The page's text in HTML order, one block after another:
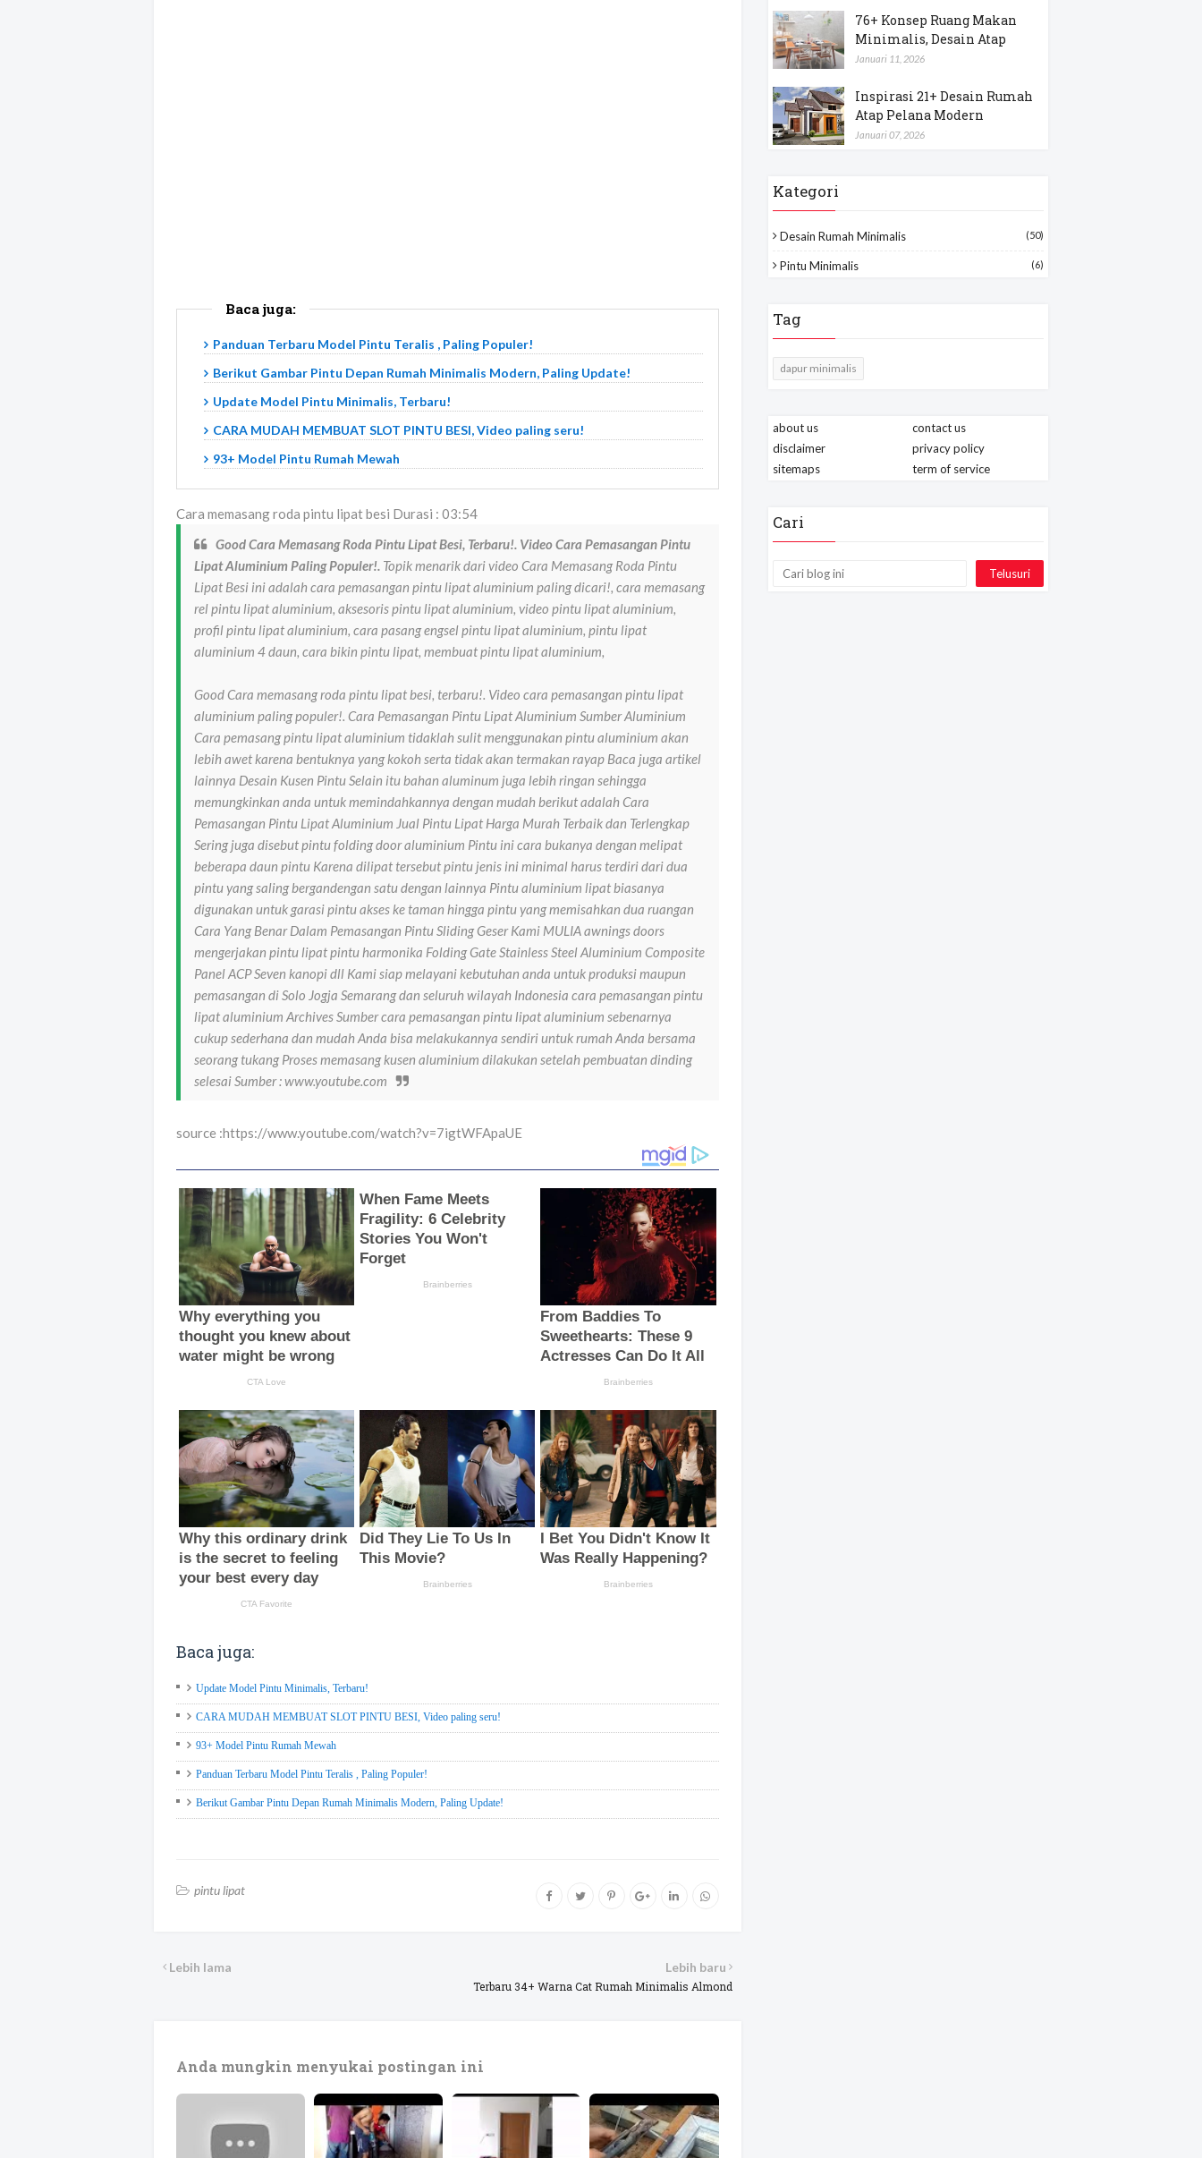
Baca juga:
Panduan Terbaru Model Pintu Teralis , Paling Populer!
Berikut Gambar Pintu Depan Rumah Minimalis Modern, Paling Update!
Update Model Pintu Minimalis, Terbaru!
CARA MUDAH MEMBUAT SLOT PINTU BESI, Video paling seru!
93+ Model Pintu Rumah Mewah
Cara memasang roda pintu lipat besi Durasi : 03:54
Good Cara Memasang Roda Pintu Lipat Besi, Terbaru!. Video Cara Pemasangan Pintu
Lipat Aluminium Paling Populer!. Topik menarik dari video Cara Memasang Roda Pintu
Lipat Besi ini adalah cara pemasangan pintu lipat aluminium paling dicari!, cara memasang
rel pintu lipat aluminium, aksesoris pintu lipat aluminium, video pintu lipat aluminium,
profil pintu lipat aluminium, cara pasang engsel pintu lipat aluminium, pintu lipat
aluminium 4 daun, cara bikin pintu lipat, membuat pintu lipat aluminium,
Good Cara memasang roda pintu lipat besi, terbaru!. Video cara pemasangan pintu lipat
aluminium paling populer!. Cara Pemasangan Pintu Lipat Aluminium Sumber Aluminium
Cara pemasang pintu lipat aluminium tidaklah sulit menggunakan pintu aluminium akan
lebih awet karena bentuknya yang kokoh serta tidak akan termakan rayap Baca juga artikel
lainnya Desain Kusen Pintu Selain itu bahan aluminum juga lebih ringan sehingga
memungkinkan anda untuk memindahkannya dengan mudah berikut adalah Cara
Pemasangan Pintu Lipat Aluminium Jual Pintu Lipat Harga Murah Terbaik dan Terlengkap
Sering juga disebut pintu folding door aluminium Pintu ini cara bukanya dengan melipat
beberapa daun pintu Karena dilipat tersebut pintu jenis ini minimal harus terdiri dari dua
pintu yang saling bergandengan satu dengan lainnya Pintu aluminium lipat biasanya
digunakan untuk garasi pintu akses ke taman hingga pintu yang memisahkan dua ruangan
Cara Yang Benar Dalam Pemasangan Pintu Sliding Geser Kami MULIA awnings doors
mengerjakan pintu lipat pintu harmonika Folding Gate Stainless Steel Aluminium Composite
Panel ACP Seven kanopi dll Kami siap melayani kebutuhan anda untuk produksi maupun
pemasangan di Solo Jogja Semarang dan seluruh wilayah Indonesia cara pemasangan pintu
lipat aluminium Archives Sumber cara pemasangan pintu lipat aluminium sebenarnya
cukup sederhana dan mudah Anda bisa melakukannya sendiri untuk rumah Anda bersama
seorang tukang Proses memasang kusen aluminium dilakukan setelah pembuatan dinding
selesai Sumber : www.youtube.com
source :https://www.youtube.com/watch?v=7igtWFApaUE
Baca juga:
Update Model Pintu Minimalis, Terbaru!
CARA MUDAH MEMBUAT SLOT PINTU BESI, Video paling seru!
93+ Model Pintu Rumah Mewah
Panduan Terbaru Model Pintu Teralis , Paling Populer!
Berikut Gambar Pintu Depan Rumah Minimalis Modern, Paling Update!
pintu lipat
Lebih baru
Terbaru 34+ Warna Cat Rumah Minimalis Almond
Lebih lama
Anda mungkin menyukai postingan ini
76+ Konsep Ruang Makan
Minimalis, Desain Atap
Januari 11, 2026
Inspirasi 21+ Desain Rumah
Atap Pelana Modern
Januari 07, 2026
Kategori
Desain Rumah Minimalis (50)
Pintu Minimalis (6)
Tag
dapur minimalis
about us
contact us
disclaimer
privacy policy
sitemaps
term of service
Cari